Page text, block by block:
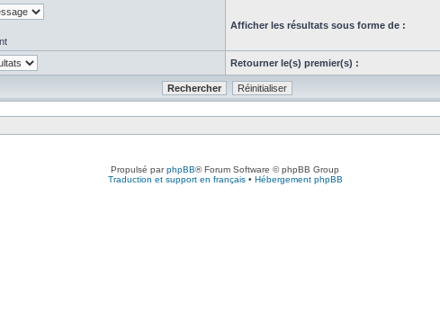
Afficher les résultats sous forme de :
Retourner le(s) premier(s) :
Propulsé parphpBB® Forum Software © phpBB Group
Traduction et support en français• Hébergement phpBB